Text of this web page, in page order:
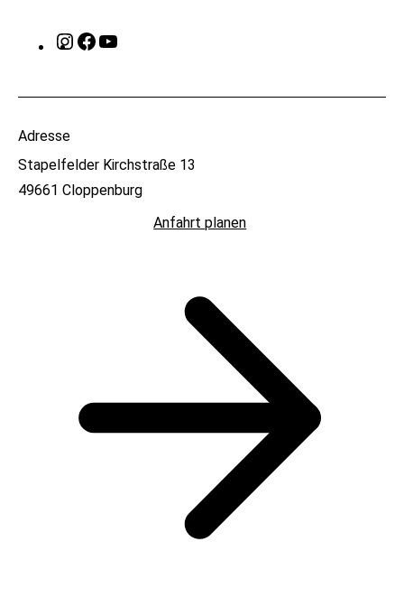
Instagram
Facebook
Adresse
Stapelfelder Kirchstraße 13
49661 Cloppenburg
Anfahrt planen